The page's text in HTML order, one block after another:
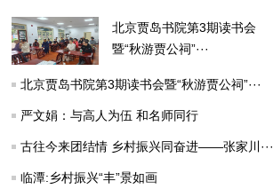
北京贾岛书院第3期读书会
暨“秋游贾公祠”···
北京贾岛书院第3期读书会暨“秋游贾公祠”···
严文娟：与高人为伍 和名师同行
古往今来团结情 乡村振兴同奋进——张家川···
临潭:乡村振兴“丰”景如画